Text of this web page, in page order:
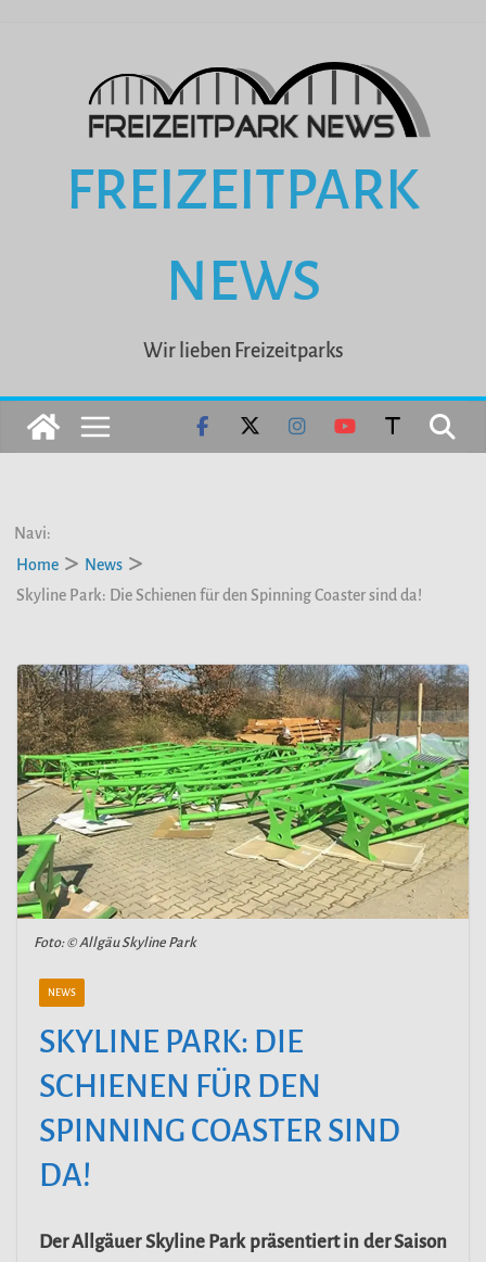
FREIZEITPARK
NEWS
Wir lieben Freizeitparks
Navi:
Home
News
Skyline Park: Die Schienen für den Spinning Coaster sind da!
Foto: © Allgäu Skyline Park
NEWS
SKYLINE PARK: DIE
SCHIENEN FÜR DEN
SPINNING COASTER SIND
DA!
Der Allgäuer Skyline Park präsentiert in der Saison